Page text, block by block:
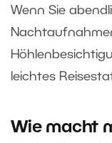
Wenn Sie
leichtes
Wie macht